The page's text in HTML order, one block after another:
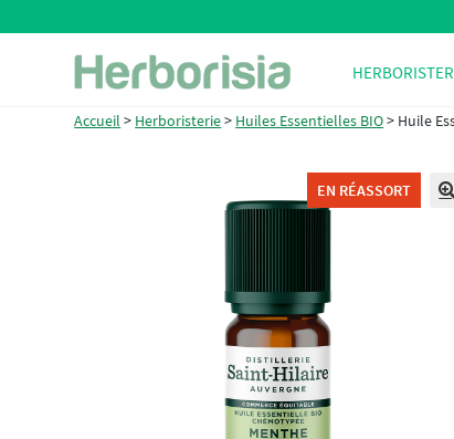
Aller
à
la
Aller
au
contenu
Accueil > Herboristerie> Huiles Essentielles BIO> Huile
EN RÉASSORT